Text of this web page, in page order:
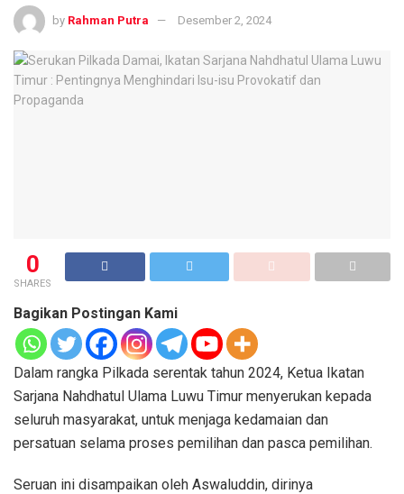
by Rahman Putra Desember 2, 2024
0
SHARES
Bagikan Postingan Kami
Dalam rangka Pilkada serentak tahun 2024, Ketua Ikatan
Sarjana Nahdhatul Ulama Luwu Timur menyerukan kepada
seluruh masyarakat, untuk menjaga kedamaian dan
persatuan selama proses pemilihan dan pasca pemilihan.
Seruan ini disampaikan oleh Aswaluddin, dirinya